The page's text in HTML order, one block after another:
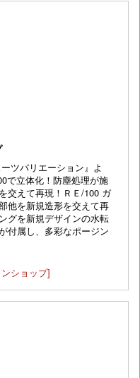
ツバリエーション』よ
で立体化！防塵処理が施
交えて再現！ＲＥ/100 ガ
他を新規造形を交えて再
グを新規デザインの水転
付属し、多彩なポージン
ショップ]